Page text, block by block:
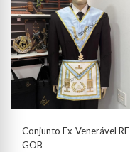
Conjunto Ex-Venerável RE
GOB